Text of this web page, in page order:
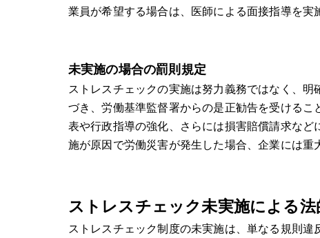
業員が希望する場合は、医師による面接指導を実
未実施の場合の罰則規定
ストレスチェックの実施は努力義務ではなく、
づき、労働基準監督署からの是正勧告を受ける
表や行政指導の強化、さらには損害賠償請求な
施が原因で労働災害が発生した場合、企業には重
ストレスチェック未実施による法
ストレスチェック制度の未実施は、単なる規則